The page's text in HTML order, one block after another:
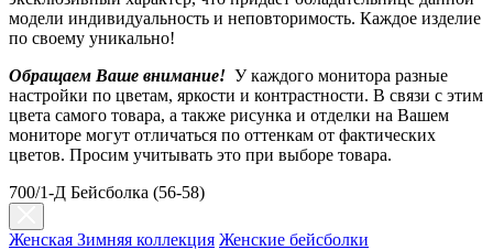
модели индивидуальность и неповторимость. Каждое изделие
по своему уникально!
Обращаем Ваше внимание! У каждого монитора разные
настройки по цветам, яркости и контрастности. В связи с этим
цвета самого товара, а также рисунка и отделки на Вашем
мониторе могут отличаться по оттенкам от фактических
цветов. Просим учитывать это при выборе товара.
700/1-Д Бейсболка (56-58)
Женская Зимняя коллекция Женские бейсболки